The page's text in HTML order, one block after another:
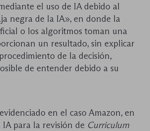
el uso de IA debido al
negra de la IA», en donde la
o los algoritmos toman una
un resultado, sin explicar
de la decisión,
de entender debido a su
en el caso Amazon, en
IA para la revisión de Curriculum